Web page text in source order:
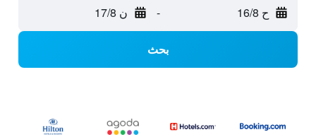
ح 16/8 - ن 17/8
بحث